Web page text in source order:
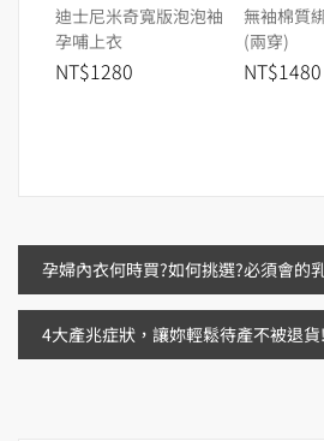
迪士尼米奇寬版泡泡袖
孕哺上衣
NT$1280
無袖棉質
(兩穿)
NT$1480
文
章
孕婦內衣何時買?如何挑選?必須會的
4大產兆症狀，讓妳輕鬆待產不被退貨!